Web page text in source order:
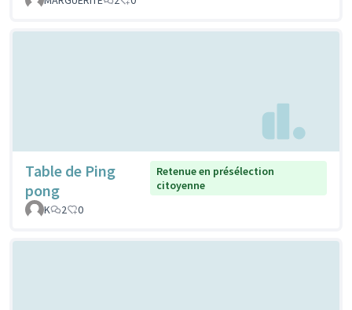
Table de Ping
pong
Retenue en présélection
citoyenne
K
2 0